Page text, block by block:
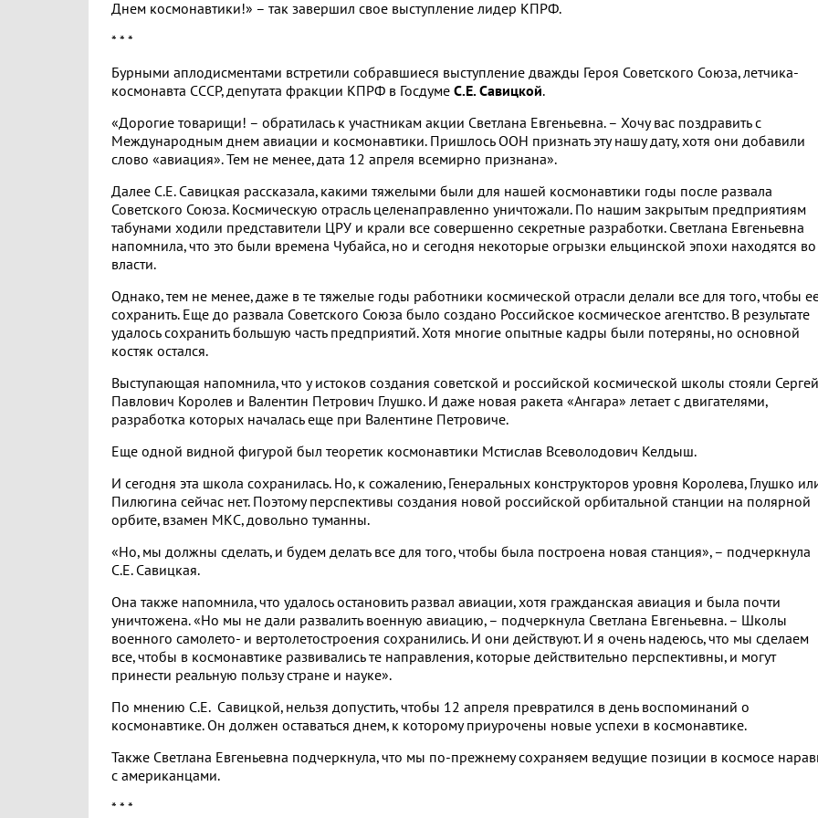
Днем космонавтики!» – так завершил свое выступление лидер КПРФ.
* * *
Бурными аплодисментами встретили собравшиеся выступление дважды Героя Советского Союза, летчика-
космонавта СССР, депутата фракции КПРФ в Госдуме С.Е. Савицкой.
«Дорогие товарищи! – обратилась к участникам акции Светлана Евгеньевна. – Хочу вас поздравить с
Международным днем авиации и космонавтики. Пришлось ООН признать эту нашу дату, хотя они добавили
слово «авиация». Тем не менее, дата 12 апреля всемирно признана».
Далее С.Е. Савицкая рассказала, какими тяжелыми были для нашей космонавтики годы после развала
Советского Союза. Космическую отрасль целенаправленно уничтожали. По нашим закрытым предприятиям
табунами ходили представители ЦРУ и крали все совершенно секретные разработки. Светлана Евгеньевна
напомнила, что это были времена Чубайса, но и сегодня некоторые огрызки ельцинской эпохи находятся во
власти.
Однако, тем не менее, даже в те тяжелые годы работники космической отрасли делали все для того, чтобы
сохранить. Еще до развала Советского Союза было создано Российское космическое агентство. В результате
удалось сохранить большую часть предприятий. Хотя многие опытные кадры были потеряны, но основной
костяк остался.
Выступающая напомнила, что у истоков создания советской и российской космической школы стояли Сергей
Павлович Королев и Валентин Петрович Глушко. И даже новая ракета «Ангара» летает с двигателями,
разработка которых началась еще при Валентине Петровиче.
Еще одной видной фигурой был теоретик космонавтики Мстислав Всеволодович Келдыш.
И сегодня эта школа сохранилась. Но, к сожалению, Генеральных конструкторов уровня Королева, Глушко
Пилюгина сейчас нет. Поэтому перспективы создания новой российской орбитальной станции на полярной
орбите, взамен МКС, довольно туманны.
«Но, мы должны сделать, и будем делать все для того, чтобы была построена новая станция», – подчеркнула
С.Е. Савицкая.
Она также напомнила, что удалось остановить развал авиации, хотя гражданская авиация и была почти
уничтожена. «Но мы не дали развалить военную авиацию, – подчеркнула Светлана Евгеньевна. – Школы
военного самолето- и вертолетостроения сохранились. И они действуют. И я очень надеюсь, что мы сделаем
все, чтобы в космонавтике развивались те направления, которые действительно перспективны, и могут
принести реальную пользу стране и науке».
По мнению С.Е. Савицкой, нельзя допустить, чтобы 12 апреля превратился в день воспоминаний о
космонавтике. Он должен оставаться днем, к которому приурочены новые успехи в космонавтике.
Также Светлана Евгеньевна подчеркнула, что мы по-прежнему сохраняем ведущие позиции в космосе
с американцами.
* * *